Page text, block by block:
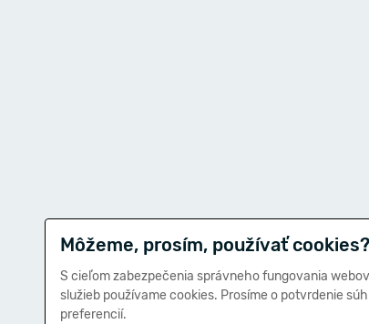
Môžeme, prosím, používať cookies?
S cieľom zabezpečenia správneho fungovania
služieb používame cookies. Prosíme o potvrdenie
preferencií.